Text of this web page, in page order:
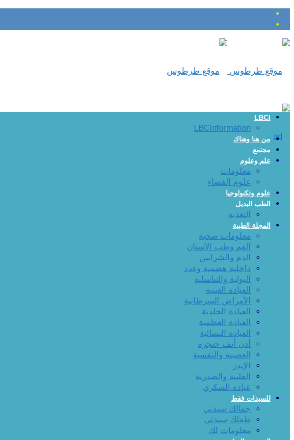
LBCI
LBCInformation
من هنا وهناك
مجتمع
علم وعلوم
معلومات
علوم الفضاء
علوم وتكنولوجيا
الطب البديل
التغذية
المجلة الطبية
معلومات صحية
الفم وطب الأسنان
الدم والشرايين
داخلية هضمية وغدد
البولية والتناسلية
العيادة العينية
الأمراض السرطانية
العيادة الجلدية
العيادة العظمية
العيادة النسائية
أذن أنف حنجرة
العصبية والنفسية
الإيدز
القلبية والصدرية
عيادة السكري
للسيدات فقط
جمالك سيدتي
طفلك سيدتي
معلومات لك